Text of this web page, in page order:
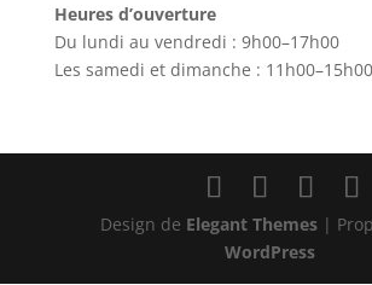
Heures d’ouverture
Du lundi au vendredi : 9h00–17h00
Les samedi et dimanche : 11h00–15h00
Design de Elegant Themes|
WordPress